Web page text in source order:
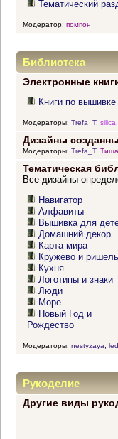
Тематический
Модератор: помпон
Библиотека
Электронные
Книги по вышивке
Модераторы: Trefa_T, silica
Дизайны
Модераторы: Trefa_T, Тиша
Тематическая
Все дизайны
Навигатор
Алфавиты
Вышивка для
Домашний декор
Карта мира
Кружево и
Кухня
Логотипы и знаки
Люди
Море
Новый Год и
Рождество
Модераторы: nestyzaya
Рукоделие
Другие виды